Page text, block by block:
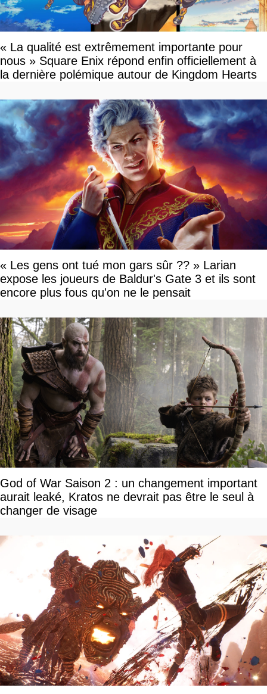
« La qualité est extrêmement importante pour
nous » Square Enix répond enfin officiellement à
la dernière polémique autour de Kingdom Hearts
« Les gens ont tué mon gars sûr ?? » Larian
expose les joueurs de Baldur's Gate 3 et ils sont
encore plus fous qu'on ne le pensait
God of War Saison 2 : un changement important
aurait leaké, Kratos ne devrait pas être le seul à
changer de visage